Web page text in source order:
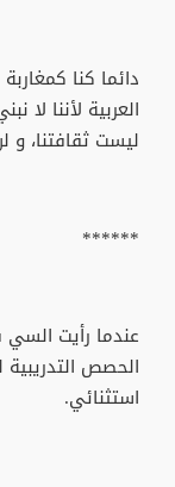
دائما كنا
العربية لأننا
ليست ثقافتنا، و
******
عندما رأيت
الحصص
استثنائي.